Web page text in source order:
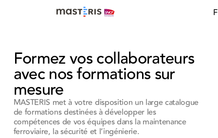
Update cookies preferences
Formez vos collaborateurs
avec nos formations sur
mesure
MASTERIS met à votre disposition un large catalogue
de formations destinées à développer les
compétences de vos équipes dans la maintenance
ferroviaire, la sécurité et l’ingénierie.